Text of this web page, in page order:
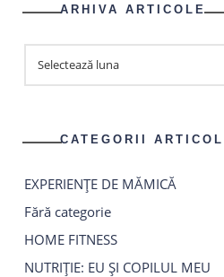
ARHIVA ARTICOLE
ARTICOLE
CATEGORII
EXPERIENȚE DE MĂMICĂ
Fără categorie
HOME FITNESS
NUTRIȚIE: EU ȘI COPILUL MEU